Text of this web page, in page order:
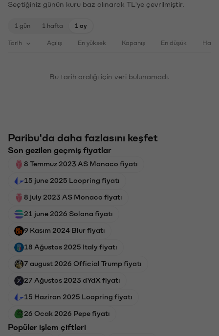
Seçtiğiniz günün kuru baz alınarak TL'ye çevrilmiştir.
1 gün 1 hafta 1 ay
Tarih Açılış En yüksek Kapanış En düşük
Bu tarih aralığı için veri bulunamadı.
Paribu'da daha fazlasını keşfet
Son gezilen geçmiş fiyatlar
8 Temmuz 2023 AS Monaco fiyatı
15 june 2025 Loopring fiyatı
8 july 2023 AS Monaco fiyatı
21 june 2026 Solana fiyatı
9 Kasım 2024 Blur fiyatı
18 Ağustos 2025 Italy fiyatı
7 august 2026 Official Trump fiyatı
27 Ağustos 2023 dYdX fiyatı
15 Haziran 2025 Loopring fiyatı
26 Ocak 2026 Pepe fiyatı
Popüler işlem çiftleri